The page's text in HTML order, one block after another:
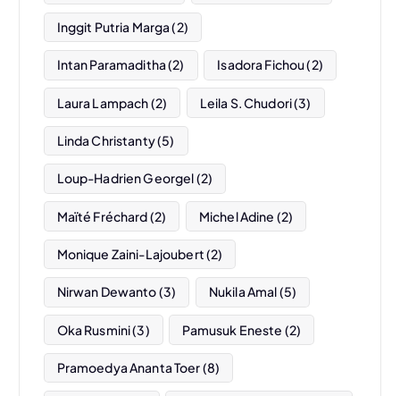
Inggit Putria Marga(2)
Intan Paramaditha(2) Isadora Fichou(2)
Laura Lampach(2) Leila S. Chudori(3)
Linda Christanty(5)
Loup-Hadrien Georgel(2)
Maïté Fréchard(2) Michel Adine (2)
Monique Zaini-Lajoubert(2)
Nirwan Dewanto(3) Nukila Amal(5)
Oka Rusmini(3) Pamusuk Eneste (2)
Pramoedya Ananta Toer(8)